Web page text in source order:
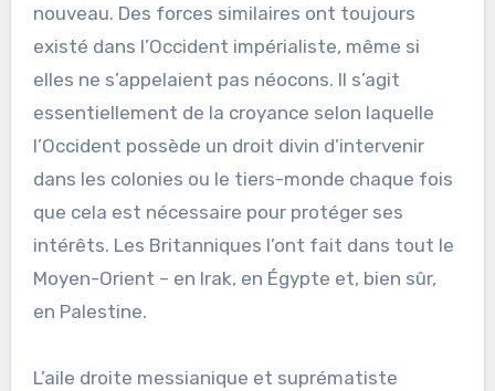
nouveau. Des forces similaires ont toujours
existé dans l’Occident impérialiste, même si
elles ne s’appelaient pas néocons. Il s’agit
essentiellement de la croyance selon laquelle
l’Occident possède un droit divin d’intervenir
dans les colonies ou le tiers-monde chaque fois
que cela est nécessaire pour protéger ses
intérêts. Les Britanniques l’ont fait dans tout le
Moyen-Orient – en Irak, en Égypte et, bien sûr,
en Palestine.
L’aile droite messianique et suprématiste